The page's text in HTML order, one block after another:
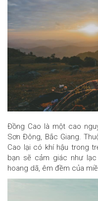
Đồng Cao là một cao
Sơn Đông, Bắc Giang.
Cao lại có khí hậu trong
bạn sẽ cảm giác như
hoang dã, êm đềm của